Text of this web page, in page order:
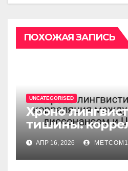
ПОХОЖАЯ ЗАПИСЬ
UNCATEGORISED
Хроно
тишины:
между
диссонансом и
единицу
АПР 16, 2026